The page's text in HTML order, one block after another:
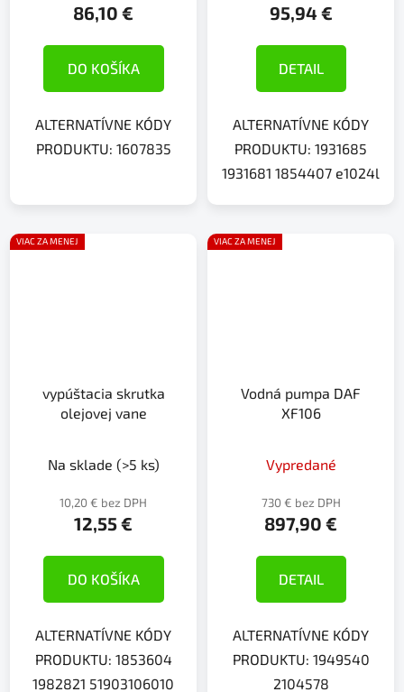
86,10 €
DO KOŠÍKA
ALTERNATÍVNE KÓDY
PRODUKTU: 1607835
95,94 €
DETAIL
ALTERNATÍVNE KÓDY
PRODUKTU: 1931685
1931681 1854407 e1024l
VIAC ZA MENEJ
vypúštacia skrutka
olejovej vane
Na sklade (>5 ks)
10,20 € bez DPH
12,55 €
DO KOŠÍKA
ALTERNATÍVNE KÓDY
PRODUKTU: 1853604
1982821 51903106010
VIAC ZA MENEJ
Vodná pumpa DAF
XF106
Vypredané
730 € bez DPH
897,90 €
DETAIL
ALTERNATÍVNE KÓDY
PRODUKTU: 1949540
2104578